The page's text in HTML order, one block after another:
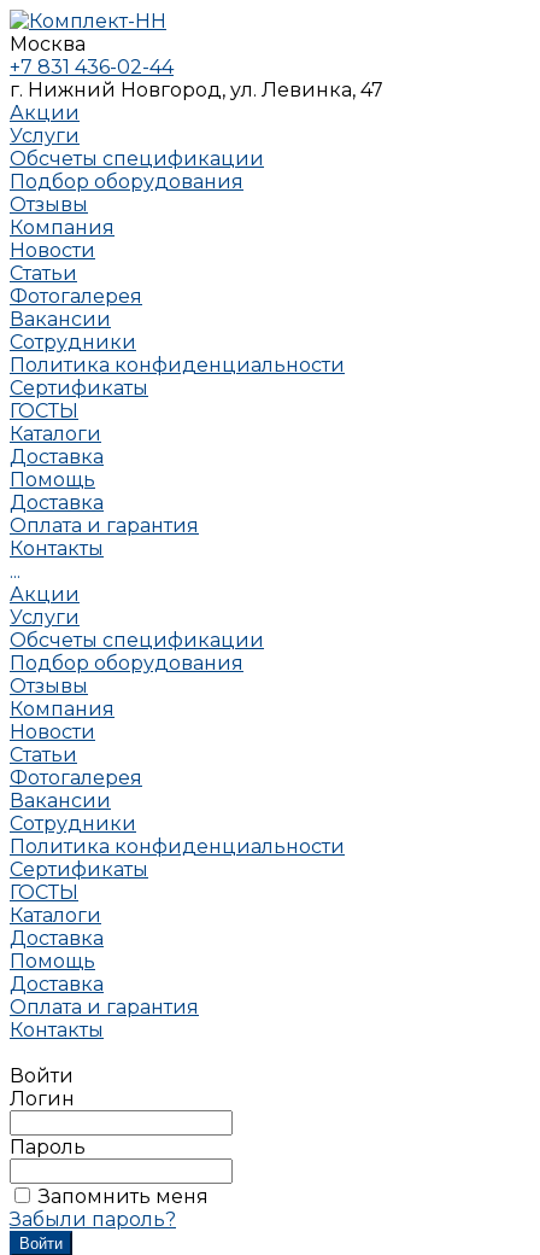
Москва
+7 831 436-02-44
г. Нижний Новгород, ул. Левинка, 47
Акции
Услуги
Обсчеты спецификации
Подбор оборудования
Отзывы
Компания
Новости
Статьи
Фотогалерея
Вакансии
Сотрудники
Политика конфиденциальности
Сертификаты
ГОСТЫ
Каталоги
Доставка
Помощь
Доставка
Оплата и гарантия
Контакты
...
Акции
Услуги
Обсчеты спецификации
Подбор оборудования
Отзывы
Компания
Новости
Статьи
Фотогалерея
Вакансии
Сотрудники
Политика конфиденциальности
Сертификаты
ГОСТЫ
Каталоги
Доставка
Помощь
Доставка
Оплата и гарантия
Контакты
Войти
Логин
Пароль
Запомнить меня
Забыли пароль?